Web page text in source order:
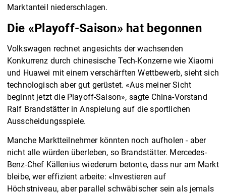
Marktanteil niederschlagen.
Die «Playoff-Saison» hat begonnen
Volkswagen rechnet angesichts der wachsenden
Konkurrenz durch chinesische Tech-Konzerne wie Xiaomi
und Huawei mit einem verschärften Wettbewerb, sieht sich
technologisch aber gut gerüstet. «Aus meiner Sicht
beginnt jetzt die Playoff-Saison», sagte China-Vorstand
Ralf Brandstätter in Anspielung auf die sportlichen
Ausscheidungsspiele.
Manche Marktteilnehmer könnten noch aufholen - aber
nicht alle würden überleben, so Brandstätter. Mercedes-
Benz-Chef Källenius wiederum betonte, dass nur am Markt
bleibe, wer effizient arbeite: «Investieren auf
Höchstniveau, aber parallel schwäbischer sein als jemals